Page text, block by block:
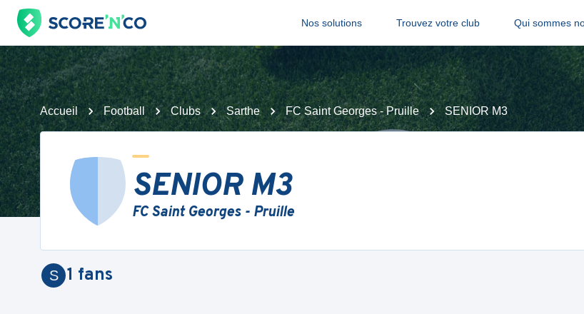
Nos solutions Trouvez votre club Qui sommes
Accueil Football Clubs Sarthe FC Saint Georges - Pruille SENIOR M3
SENIOR M3
FC Saint Georges - Pruille
S 1 fans